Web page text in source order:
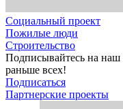
Социальный проект
Пожилые люди
Строительство
Подписывайтесь на наш
раньше всех!
Подписаться
Партнерские проекты